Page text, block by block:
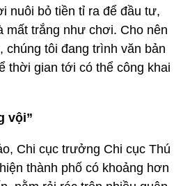
nuôi bỏ tiền tỉ ra để đầu tư,
mất trắng như chơi. Cho nên
chúng tôi đang trình văn bản
thời gian tới có thể công khai
vội”
Chi cục trưởng Chi cục Thú
thành phố có khoảng hơn